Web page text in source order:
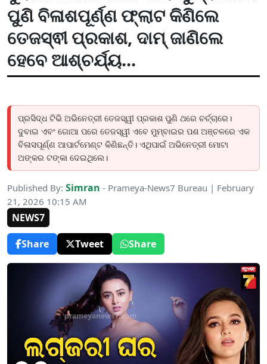
ପୁଣି ବିଳାଶପୂର୍ଣ୍ଣ ଫ୍ଲାଟ କିଣିଲେ
ତେଜସ୍ଵୀ ପ୍ରକାଶ, ଦାମ୍ ଜାଣିଲେ
ହେବେ ଆଶ୍ଚର୍ଯ୍ୟ...
ପ୍ରସିଦ୍ଧ ଟିଭି ଅଭିନେତ୍ରୀ ତେଜସ୍ୱୀ ପ୍ରକାଶ ପୁଣି ଥରେ ଚର୍ଚ୍ଚାରେ।
ଦୁବାଇ ଏବଂ ଗୋଆ ପରେ ତେଜସ୍ୱୀ ଏବେ ମୁମ୍ବାଇର ପଶ ଅଞ୍ଚଳରେ ଏକ
ବିଳାସପୂର୍ଣ୍ଣ ଆପାର୍ଟମେଣ୍ଟ କିଣିଛନ୍ତି। ଏଥିପାଇଁ ଅଭିନେତ୍ରୀ ମୋଟା
ଅଙ୍କର ଟଙ୍କା ଦେଇଥିଲେ।
Published By: Simran - Prameya-News7 Bureau | February
21, 2026 10:15 AM
NEWS7
Share
Tweet Share